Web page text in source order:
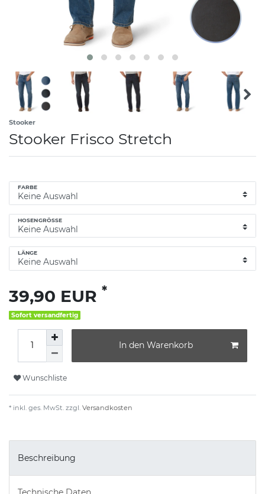
Stooker
Stooker Frisco Stretch
FARBE
HOSENGRÖSSE
LÄNGE
39,90 EUR *
Sofort versandfertig
In den Warenkorb
Wunschliste
* inkl. ges. MwSt. zzgl. Versandkosten
Beschreibung